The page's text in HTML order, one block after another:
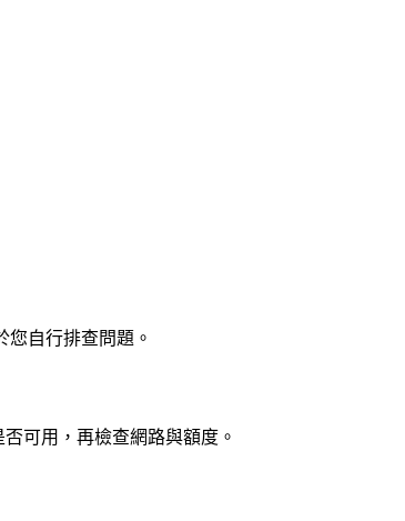
自行排查問題。
可用，再檢查網路與額度。